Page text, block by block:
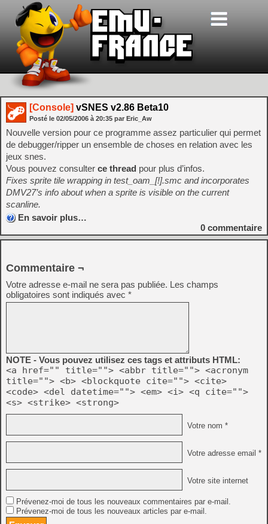
[Console] vSNES v2.86 Beta10
Posté le 02/05/2006 à 20:35 par Eric_Aw
Nouvelle version pour ce programme assez particulier qui permet
de debugger/ripper un ensemble de choses en relation avec les
jeux snes.
Vous pouvez consulter ce thread pour plus d’infos.
Fixes sprite tile wrapping in test_oam_[!].smc and incorporates
DMV27’s info about when a sprite is visible on the current
scanline.
En savoir plus…
0 commentaire
Commentaire ¬
Votre adresse e-mail ne sera pas publiée. Les champs
obligatoires sont indiqués avec *
NOTE - Vous pouvez utilisez ces tags et attributs HTML:
<a href="" title=""> <abbr title=""> <acronym
title=""> <b> <blockquote cite=""> <cite>
<code> <del datetime=""> <em> <i> <q cite="">
<s> <strike> <strong>
Votre nom *
Votre adresse email *
Votre site internet
Prévenez-moi de tous les nouveaux commentaires par e-mail.
Prévenez-moi de tous les nouveaux articles par e-mail.